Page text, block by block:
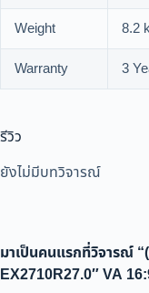
Weight
8.2
Warranty
3
รีวิว
ยังไม่มีบทวิจารณ์
มาเป็นคนแรกที่วิจารณ์
EX2710R27.0″ VA